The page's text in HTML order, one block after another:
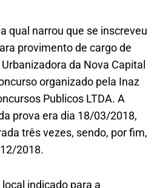
qual narrou que se inscreveu
provimento de cargo de
da Nova Capital
organizado pela Inaz
Publicos LTDA. A
prova era dia 18/03/2018,
três vezes, sendo, por fim,
2018.
indicado para a